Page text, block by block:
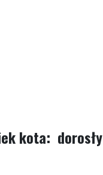
kota dorosły